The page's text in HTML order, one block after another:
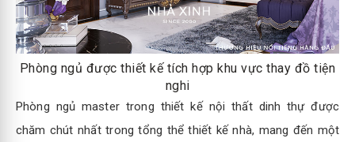
Phòng ngủ được thiết kế tích hợp khu vực thay đồ tiện
nghi
Phòng ngủ master trong thiết kế nội thất dinh thự được
chăm chút nhất trong tổng thể thiết kế nhà, mang đến một